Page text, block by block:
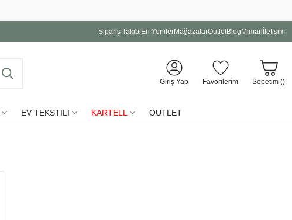
Sipariş Takibi En YenilerMağazalarOutletBlog Mimari İletişim
Giriş Yap Favorilerim Sepetim ()
EV TEKSTİLİ KARTELL OUTLET